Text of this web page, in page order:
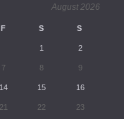
August 2026
F S S
1 2
7 8 9
14 15 16
21 22 23